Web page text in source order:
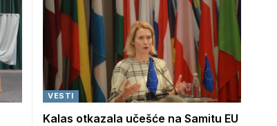
VESTI
Kalas otkazala učešće na Samitu EU